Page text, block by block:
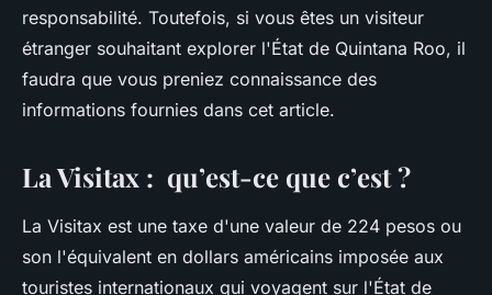
responsabilité. Toutefois, si vous êtes un visiteur
étranger souhaitant explorer l'État de Quintana Roo, il
faudra que vous preniez connaissance des
informations fournies dans cet article.
La Visitax : qu’est-ce que c’est ?
La Visitax est une taxe d'une valeur de 224 pesos ou
son l'équivalent en dollars américains imposée aux
touristes internationaux qui voyagent sur l'État de